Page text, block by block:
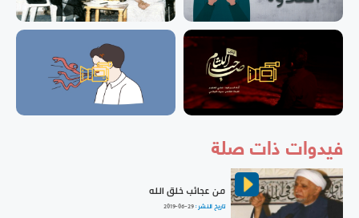
فيدوات ذات صلة
من عجائب خلق الله
تاريخ النشر :2019-06-29